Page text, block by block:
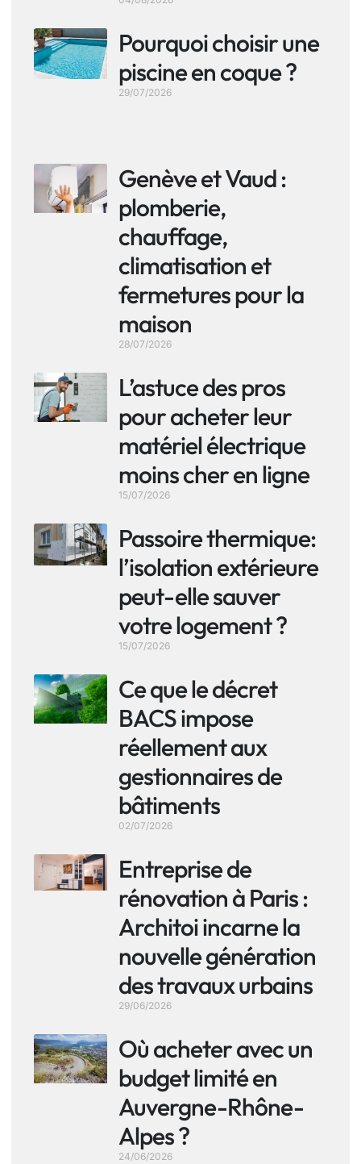
Pourquoi choisir une
piscine en coque ?
29/07/2026
Genève et Vaud :
plomberie,
chauffage,
climatisation et
fermetures pour la
maison
28/07/2026
L’astuce des pros
pour acheter leur
matériel électrique
moins cher en ligne
15/07/2026
Passoire thermique:
l’isolation extérieure
peut-elle sauver
votre logement ?
15/07/2026
Ce que le décret
BACS impose
réellement aux
gestionnaires de
bâtiments
02/07/2026
Entreprise de
rénovation à Paris :
Architoi incarne la
nouvelle génération
des travaux urbains
29/06/2026
Où acheter avec un
budget limité en
Auvergne-Rhône-
Alpes ?
24/06/2026